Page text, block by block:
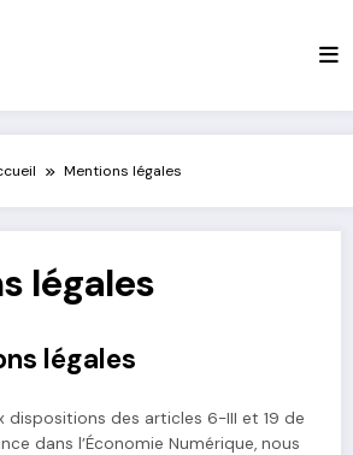
Mentions légales
légales
légales
dispositions des articles 6-III et 19 de
dans l’Économie Numérique, nous